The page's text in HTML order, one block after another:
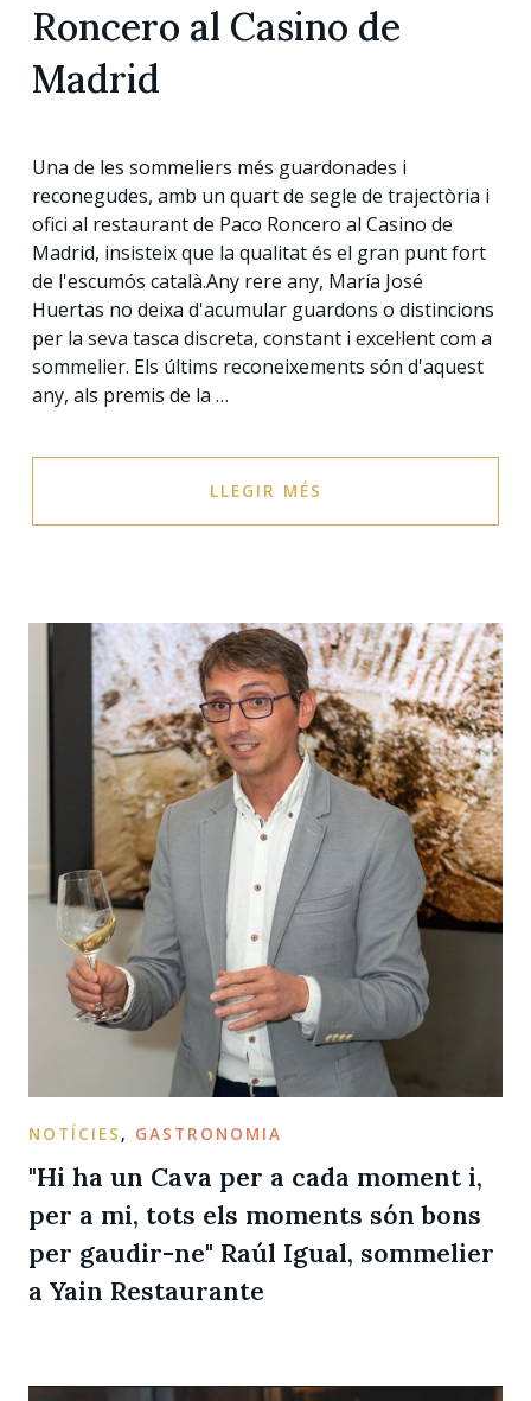
Roncero al Casino de
Madrid
Una de les sommeliers més guardonades i
reconegudes, amb un quart de segle de trajectòria i
ofici al restaurant de Paco Roncero al Casino de
Madrid, insisteix que la qualitat és el gran punt fort
de l'escumós català.Any rere any, María José
Huertas no deixa d'acumular guardons o distincions
per la seva tasca discreta, constant i excel·lent com a
sommelier. Els últims reconeixements són d'aquest
any, als premis de la …
LLEGIR MÉS
NOTÍCIES , GASTRONOMIA
"Hi ha un Cava per a cada moment i,
per a mi, tots els moments són bons
per gaudir-ne" Raúl Igual, sommelier
a Yain Restaurante